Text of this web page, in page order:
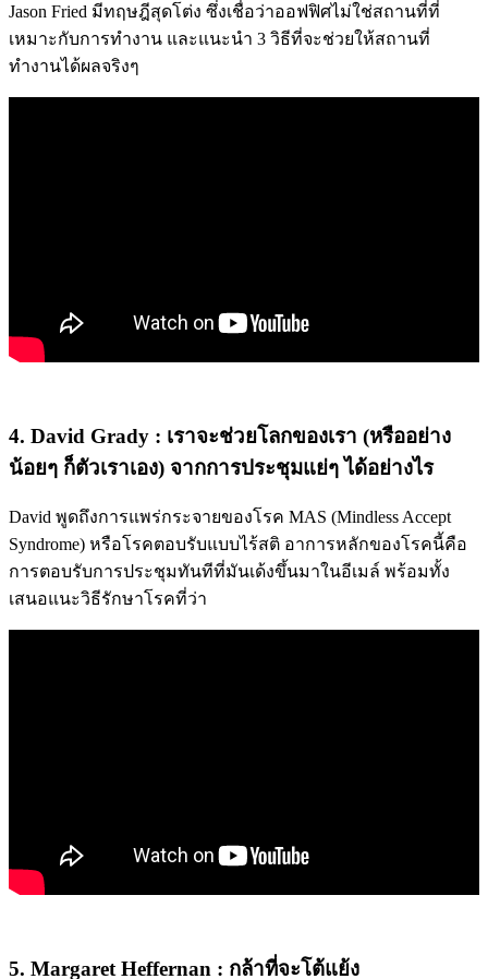
Jason Fried มีทฤษฎีสุดโต่ง ซึ่งเชื่อว่าออฟฟิศไม่ใช่สถานที่ที่
เหมาะกับการทำงาน และแนะนำ 3 วิธีที่จะช่วยให้สถานที่
ทำงานได้ผลจริงๆ
4. David Grady : เราจะช่วยโลกของเรา (หรืออย่าง
น้อยๆ ก็ตัวเราเอง) จากการประชุมแย่ๆ ได้อย่างไร
David พูดถึงการแพร่กระจายของโรค MAS (Mindless Accept
Syndrome) หรือโรคตอบรับแบบไร้สติ อาการหลักของโรคนี้คือ
การตอบรับการประชุมทันทีที่มันเด้งขึ้นมาในอีเมล์ พร้อมทั้ง
เสนอแนะวิธีรักษาโรคที่ว่า
5. Margaret Heffernan : กล้าที่จะโต้แย้ง